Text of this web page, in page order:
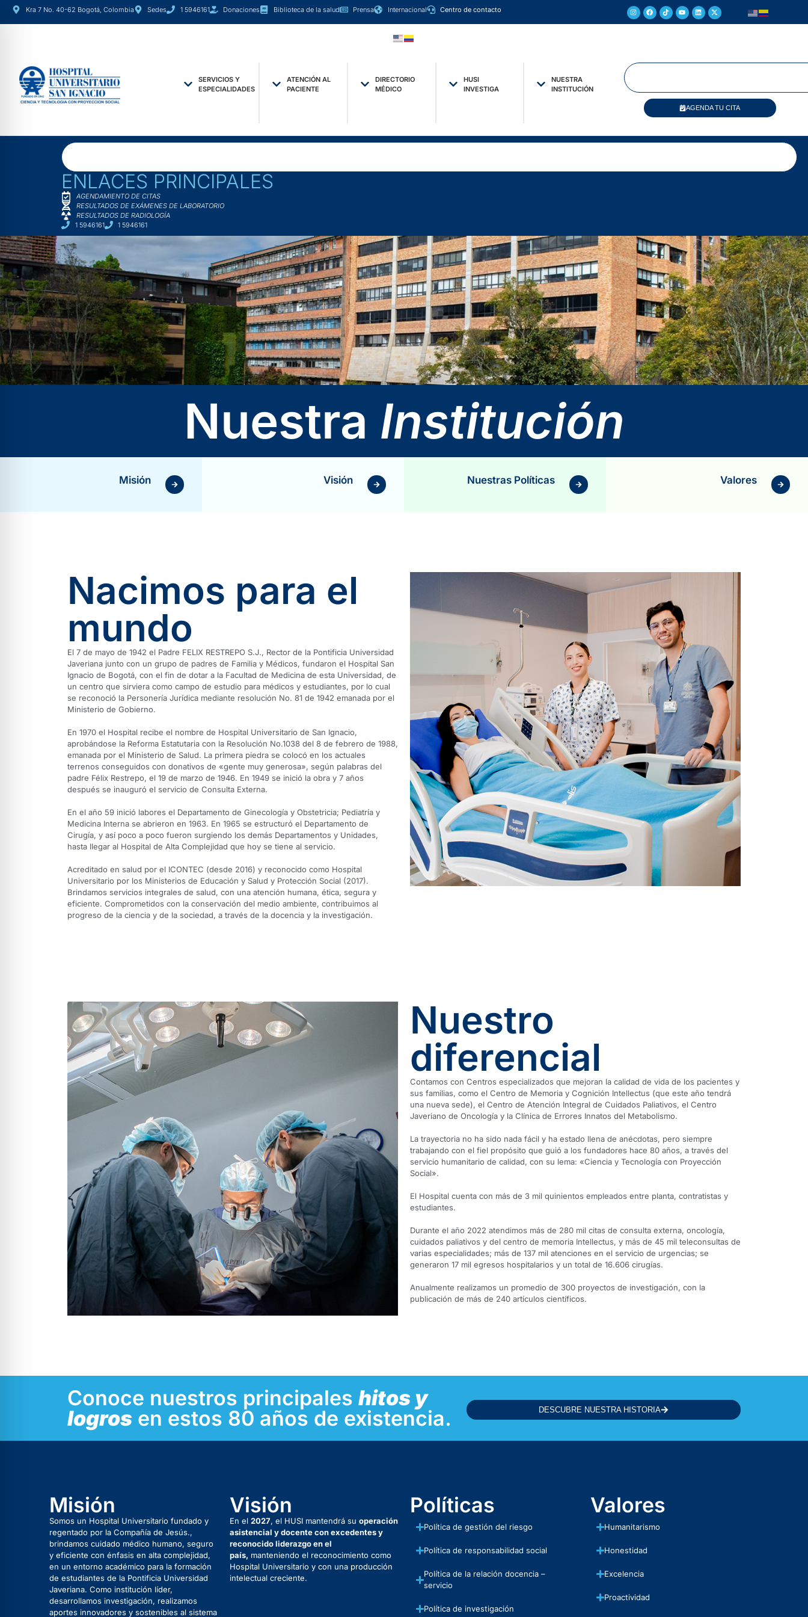
Kra 7 No. 40-62 Bogotá, Colombia Sedes 1 5946161 Donaciones Biblioteca de la salud Prensa Internacional Centro de contacto
SERVICIOS Y
ESPECIALIDADES
ATENCIÓN AL
PACIENTE
DIRECTORIO
MÉDICO
HUSI
INVESTIGA
NUESTRA
INSTITUCIÓN
AGENDA TU CITA
ENLACES PRINCIPALES
AGENDAMIENTO DE CITAS
RESULTADOS DE EXÁMENES DE LABORATORIO
RESULTADOS DE RADIOLOGÍA
1 5946161
1 5946161
Nuestra Institución
Misión Visión Nuestras Políticas Valores
Nacimos para el
mundo
El 7 de mayo de 1942 el Padre FELIX RESTREPO S.J., Rector de la Pontificia Universidad
Javeriana junto con un grupo de padres de Familia y Médicos, fundaron el Hospital San
Ignacio de Bogotá, con el fin de dotar a la Facultad de Medicina de esta Universidad, de
un centro que sirviera como campo de estudio para médicos y estudiantes, por lo cual
se reconoció la Personería Jurídica mediante resolución No. 81 de 1942 emanada por el
Ministerio de Gobierno.
En 1970 el Hospital recibe el nombre de Hospital Universitario de San Ignacio,
aprobándose la Reforma Estatutaria con la Resolución No.1038 del 8 de febrero de 1988,
emanada por el Ministerio de Salud. La primera piedra se colocó en los actuales
terrenos conseguidos con donativos de «gente muy generosa», según palabras del
padre Félix Restrepo, el 19 de marzo de 1946. En 1949 se inició la obra y 7 años
después se inauguró el servicio de Consulta Externa.
En el año 59 inició labores el Departamento de Ginecología y Obstetricia; Pediatría y
Medicina Interna se abrieron en 1963. En 1965 se estructuró el Departamento de
Cirugía, y así poco a poco fueron surgiendo los demás Departamentos y Unidades,
hasta llegar al Hospital de Alta Complejidad que hoy se tiene al servicio.
Acreditado en salud por el ICONTEC (desde 2016) y reconocido como Hospital
Universitario por los Ministerios de Educación y Salud y Protección Social (2017).
Brindamos servicios integrales de salud, con una atención humana, ética, segura y
eficiente. Comprometidos con la conservación del medio ambiente, contribuimos al
progreso de la ciencia y de la sociedad, a través de la docencia y la investigación.
Nuestro
diferencial
Contamos con Centros especializados que mejoran la calidad de vida de los pacientes y
sus familias, como el Centro de Memoria y Cognición Intellectus (que este año tendrá
una nueva sede), el Centro de Atención Integral de Cuidados Paliativos, el Centro
Javeriano de Oncología y la Clínica de Errores Innatos del Metabolismo.
La trayectoria no ha sido nada fácil y ha estado llena de anécdotas, pero siempre
trabajando con el fiel propósito que guió a los fundadores hace 80 años, a través del
servicio humanitario de calidad, con su lema: «Ciencia y Tecnología con Proyección
Social».
El Hospital cuenta con más de 3 mil quinientos empleados entre planta, contratistas y
estudiantes.
Durante el año 2022 atendimos más de 280 mil citas de consulta externa, oncología,
cuidados paliativos y del centro de memoria Intellectus, y más de 45 mil teleconsultas de
varias especialidades; más de 137 mil atenciones en el servicio de urgencias; se
generaron 17 mil egresos hospitalarios y un total de 16.606 cirugías.
Anualmente realizamos un promedio de 300 proyectos de investigación, con la
publicación de más de 240 artículos científicos.
Conoce nuestros principales hitos y
logros en estos 80 años de existencia. DESCUBRE NUESTRA HISTORIA
Misión
Somos un Hospital Universitario fundado y
regentado por la Compañía de Jesús.,
brindamos cuidado médico humano, seguro
y eficiente con énfasis en alta complejidad,
en un entorno académico para la formación
de estudiantes de la Pontificia Universidad
Javeriana. Como institución líder,
desarrollamos investigación, realizamos
aportes innovadores y sostenibles al sistema
Visión
En el 2027, el HUSI mantendrá su operación
asistencial y docente con excedentes y
reconocido liderazgo en el
país, manteniendo el reconocimiento como
Hospital Universitario y con una producción
intelectual creciente.
Políticas
Política de gestión del riesgo
Política de responsabilidad social
Política de la relación docencia –
servicio
Política de investigación
Valores
Humanitarismo
Honestidad
Excelencia
Proactividad